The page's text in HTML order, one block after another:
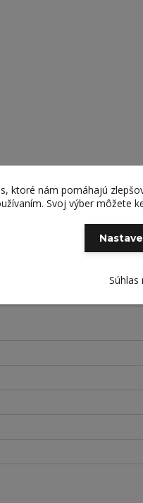
z tejto skrine ideálny
ktoré nám pomáhajú
Svoj výber môžete